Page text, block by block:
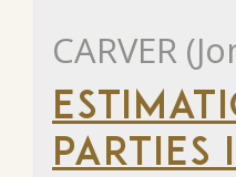
CARVER
PARTIES